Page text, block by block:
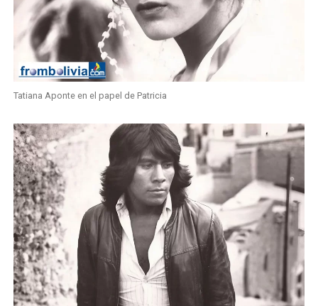
Tatiana Aponte en el papel de Patricia